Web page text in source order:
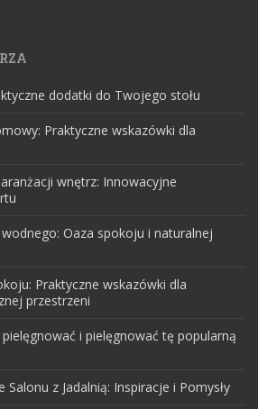
dodatki do Twojego stołu
Praktyczne wskazówki dla
wnętrz: Innowacyjne
Oaza spokoju i naturalnej
Praktyczne wskazówki dla
przestrzeni
i pielęgnować tę popularną
z Jadalnią: Inspiracje i Pomysły